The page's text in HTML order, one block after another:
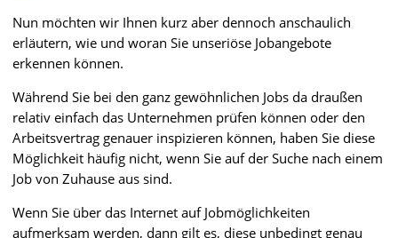
Nun möchten wir Ihnen kurz aber dennoch anschaulich
erläutern, wie und woran Sie unseriöse Jobangebote
erkennen können.
Während Sie bei den ganz gewöhnlichen Jobs da draußen
relativ einfach das Unternehmen prüfen können oder den
Arbeitsvertrag genauer inspizieren können, haben Sie diese
Möglichkeit häufig nicht, wenn Sie auf der Suche nach einem
Job von Zuhause aus sind.
Wenn Sie über das Internet auf Jobmöglichkeiten
aufmerksam werden, dann gilt es, diese unbedingt genau